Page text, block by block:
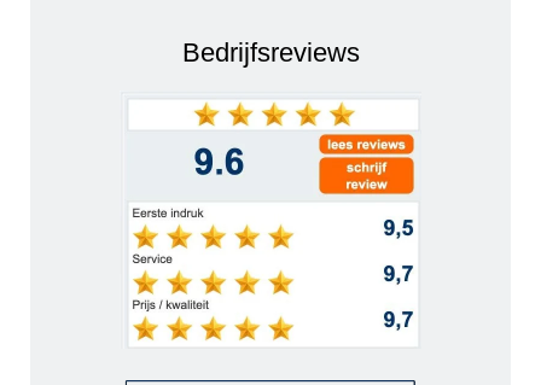
Bedrijfsreviews